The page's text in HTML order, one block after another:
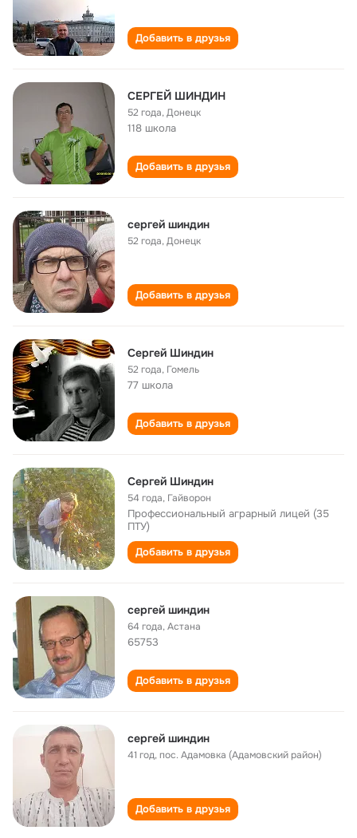
Добавить в друзья
СЕРГЕЙ ШИНДИН
52 года,Донецк
118 школа
Добавить в друзья
сергей шиндин
52 года,Донецк
Добавить в друзья
Сергей Шиндин
52 года, Гомель
77 школа
Добавить в друзья
Сергей Шиндин
54 года, Гайворон
Профессиональный аграрный лицей (35
ПТУ)
Добавить в друзья
сергей шиндин
64 года,Астана
65753
Добавить в друзья
сергей шиндин
41 год,пос. Адамовка (Адамовский район)
Добавить в друзья